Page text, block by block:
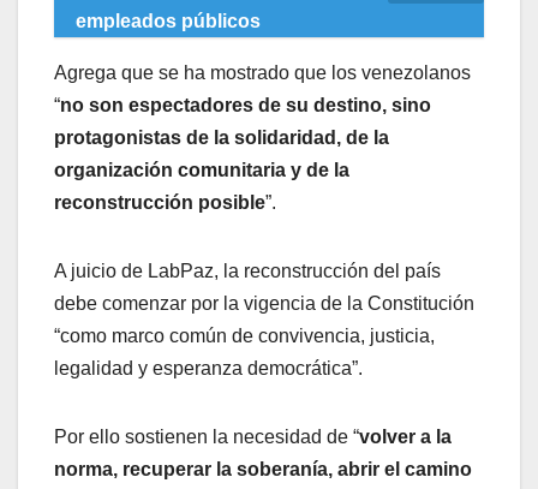
empleados públicos
Agrega que se ha mostrado que los venezolanos
“no son espectadores de su destino, sino
protagonistas de la solidaridad, de la
organización comunitaria y de la
reconstrucción posible”.
A juicio de LabPaz, la reconstrucción del país
debe comenzar por la vigencia de la Constitución
“como marco común de convivencia, justicia,
legalidad y esperanza democrática”.
Por ello sostienen la necesidad de “volver a la
norma, recuperar la soberanía, abrir el camino